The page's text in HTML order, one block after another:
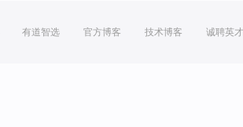
有道智选 官方博客 技术博客 诚聘英才